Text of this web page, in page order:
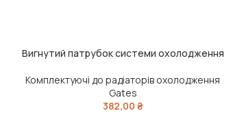
ДОДАТИ В КОШИК
Вигнутий патрубок системи охолодження
Комплектуючі до радіаторів охолодження
Gates
382,00 ₴